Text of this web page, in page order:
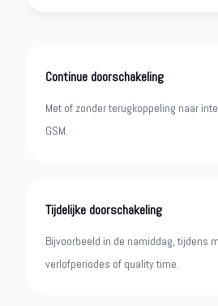
Continue doorschakeling
Met of zonder terugkoppeling naar
GSM.
Tijdelijke doorschakeling
Bijvoorbeeld in de namiddag, tijdens
verlofperiodes of quality time.